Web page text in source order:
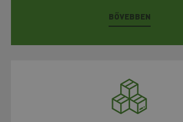
BŐVEBBEN